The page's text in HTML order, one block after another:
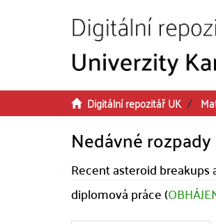
Digitální repozitář UK
Nedávné
Recent asteroid
diplomová práce (